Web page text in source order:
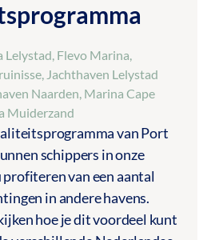
Lelystad, Flevo Marina,
, Jachthaven Lelystad
Naarden, Marina Cape
Muiderzand
van Port
schippers in onze
van een aantal
in andere havens.
hoe je dit voordeel kunt